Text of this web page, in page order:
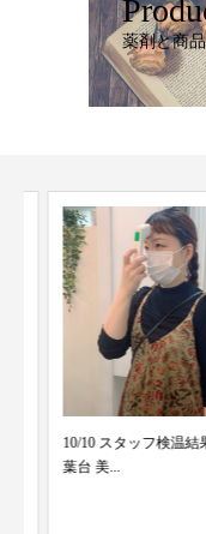
薬剤と商品
10/10 スタッフ検温結果
葉台 美...